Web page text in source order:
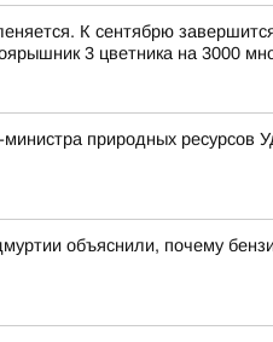
К сентябрю
3 цветника на 3000
министра природных ресурсов
объяснили, почему